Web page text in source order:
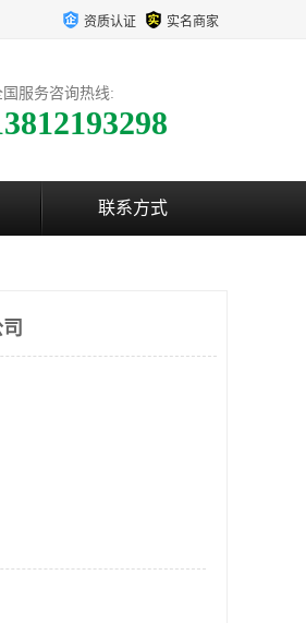
资质认证 实名商家
国服务咨询热线:
联系方式